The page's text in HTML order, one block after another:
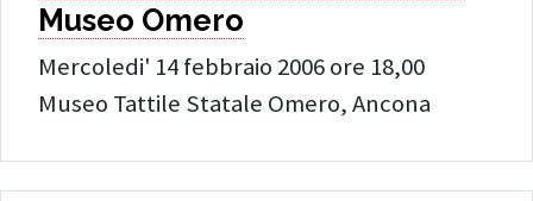
Museo Omero
Mercoledi' 14 febbraio 2006 ore 18,00
Museo Tattile Statale Omero, Ancona